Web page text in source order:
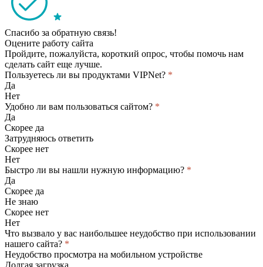
Спасибо за обратную связь!
Оцените работу сайта
Пройдите, пожалуйста, короткий опрос, чтобы помочь нам
сделать сайт еще лучше.
Пользуетесь ли вы продуктами VIPNet? *
Да
Нет
Удобно ли вам пользоваться сайтом? *
Да
Скорее да
Затрудняюсь ответить
Скорее нет
Нет
Быстро ли вы нашли нужную информацию? *
Да
Скорее да
Не знаю
Скорее нет
Нет
Что вызвало у вас наибольшее неудобство при использовании
нашего сайта? *
Неудобство просмотра на мобильном устройстве
Долгая загрузка